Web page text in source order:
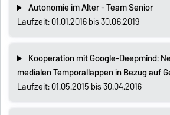
Autonomie im Alter - Team Senior
Laufzeit: 01.01.2016 bis 30.06.2019
Kooperation mit Google-Deepmind:
medialen Temporallappen in Bezug auf
Laufzeit: 01.05.2015 bis 30.04.2016